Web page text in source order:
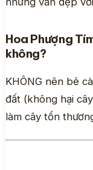
Hoa Phượng
không?
KHÔNG nên bẻ
đất (không hại
làm cây tổn